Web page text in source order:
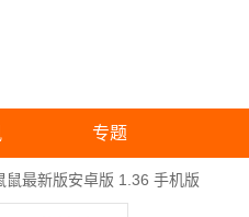
专题
最新版安卓版 1.36 手机版